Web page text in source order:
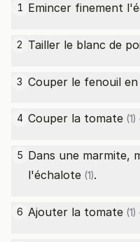
1 Emincer finement l'
2 Tailler le blanc de
3 Couper le fenouil
4 Couper la tomate (1)
5 Dans une marmite,
l'échalote (1).
6 Ajouter la tomate (1)